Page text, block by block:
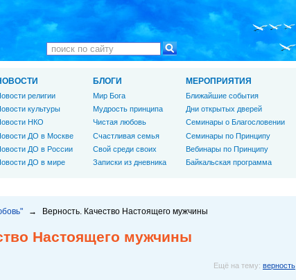
→ Верность. Качество Настоящего мужчины
Настоящего мужчины
Ещё на тему: верность
религии
культуры
НКО
ДО в Москве
ДО в России
ДО в мире
БЛОГИ
Мир Бога
Мудрость принципа
Чистая любовь
Счастливая семья
Свой среди своих
Записки из дневника
МЕРОПРИЯТИЯ
Ближайшие события
Дни открытых дверей
Семинары о Благословении
Семинары по Принципу
Вебинары по Принципу
Байкальская программа